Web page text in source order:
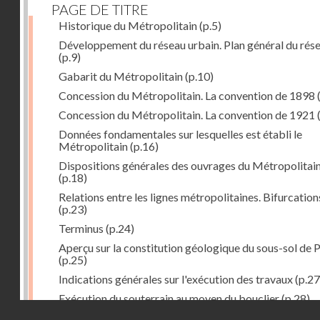
PAGE DE TITRE
Historique du Métropolitain(p.5)
Développement du réseau urbain. Plan général du
(p.9)
Gabarit du Métropolitain(p.10)
Concession du Métropolitain. La convention de 1898
Concession du Métropolitain. La convention de 1921
Données fondamentales sur lesquelles est établi le
Métropolitain(p.16)
Dispositions générales des ouvrages du
(p.18)
Relations entre les lignes métropolitaines.
(p.23)
Terminus (p.24)
Aperçu sur la constitution géologique du sous-sol de
(p.25)
Indications générales sur l'exécution des travaux
Exécution du souterrain au moyen du bouclier(p.28)